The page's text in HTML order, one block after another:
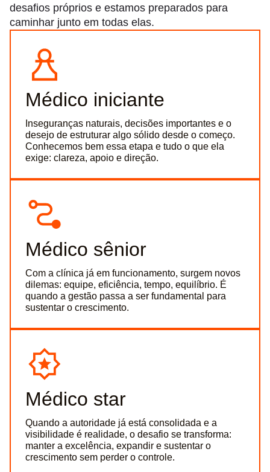
desafios próprios e estamos preparados para
caminhar junto em todas elas.
Médico iniciante
Inseguranças naturais, decisões importantes e o
desejo de estruturar algo sólido desde o começo.
Conhecemos bem essa etapa e tudo o que ela
exige: clareza, apoio e direção.
Médico sênior
Com a clínica já em funcionamento, surgem novos
dilemas: equipe, eficiência, tempo, equilíbrio. É
quando a gestão passa a ser fundamental para
sustentar o crescimento.
Médico star
Quando a autoridade já está consolidada e a
visibilidade é realidade, o desafio se transforma:
manter a excelência, expandir e sustentar o
crescimento sem perder o controle.